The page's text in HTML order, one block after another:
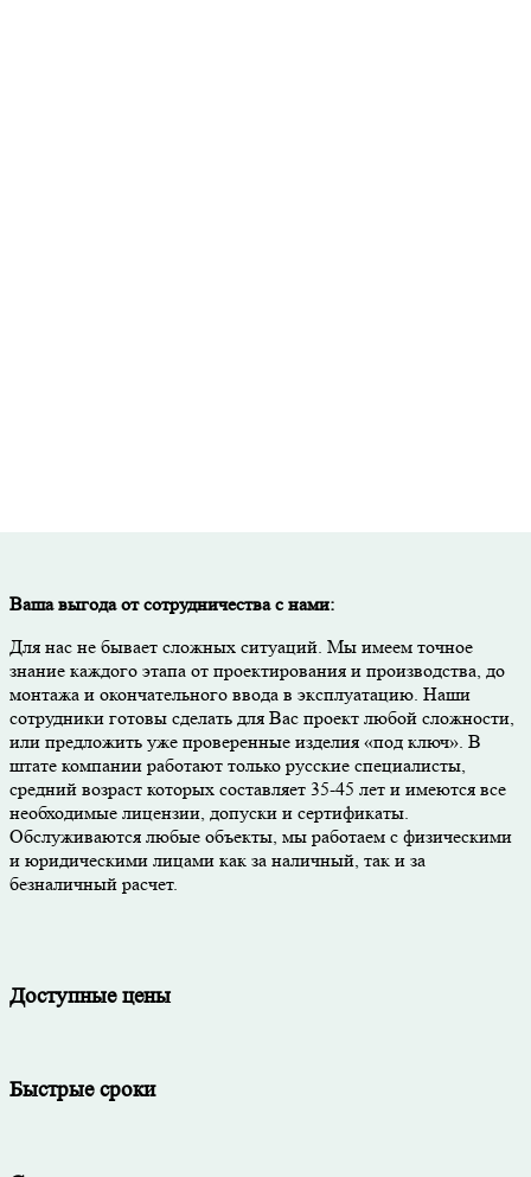
Ваша выгода от сотрудничества с нами:
Для нас не бывает сложных ситуаций. Мы имеем точное
знание каждого этапа от проектирования и производства, до
монтажа и окончательного ввода в эксплуатацию. Наши
сотрудники готовы сделать для Вас проект любой сложности,
или предложить уже проверенные изделия «под ключ». В
штате компании работают только русские специалисты,
средний возраст которых составляет 35-45 лет и имеются все
необходимые лицензии, допуски и сертификаты.
Обслуживаются любые объекты, мы работаем с физическими
и юридическими лицами как за наличный, так и за
безналичный расчет.
Доступные цены
Быстрые сроки